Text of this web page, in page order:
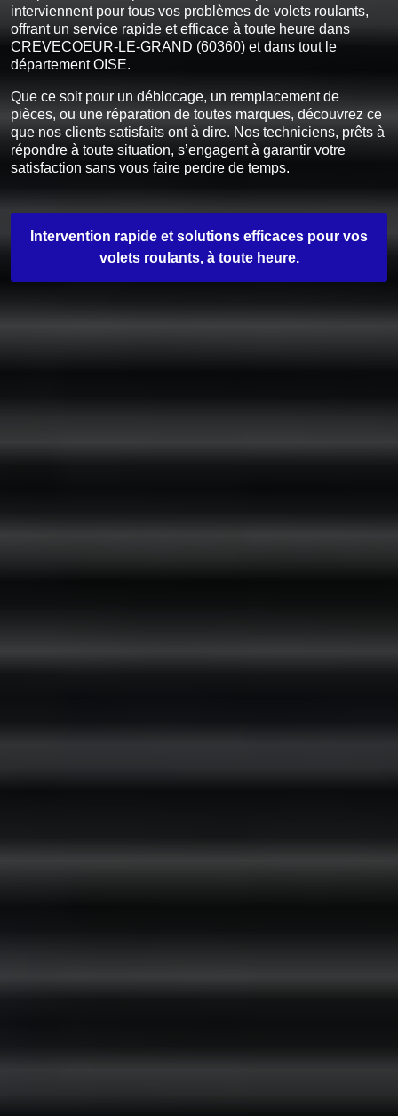
interviennent pour tous vos problèmes de volets roulants,
offrant un service rapide et efficace à toute heure dans
CREVECOEUR-LE-GRAND (60360) et dans tout le
département OISE.
Que ce soit pour un déblocage, un remplacement de
pièces, ou une réparation de toutes marques, découvrez ce
que nos clients satisfaits ont à dire. Nos techniciens, prêts à
répondre à toute situation, s’engagent à garantir votre
satisfaction sans vous faire perdre de temps.
Intervention rapide et solutions efficaces pour vos
volets roulants, à toute heure.